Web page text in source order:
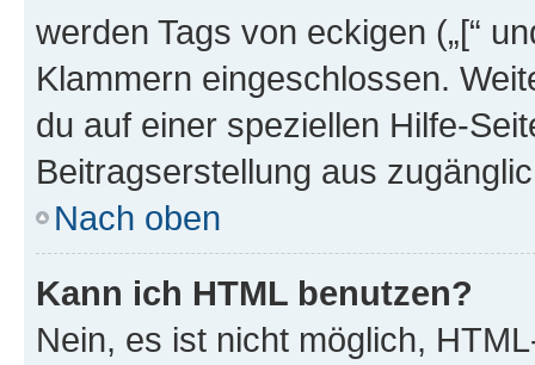
werden Tags von eckigen („[“
Klammern eingeschlossen.
du auf einer speziellen Hilfe-
Beitragserstellung aus
Nach oben
Kann ich HTML benutzen?
Nein, es ist nicht möglich,